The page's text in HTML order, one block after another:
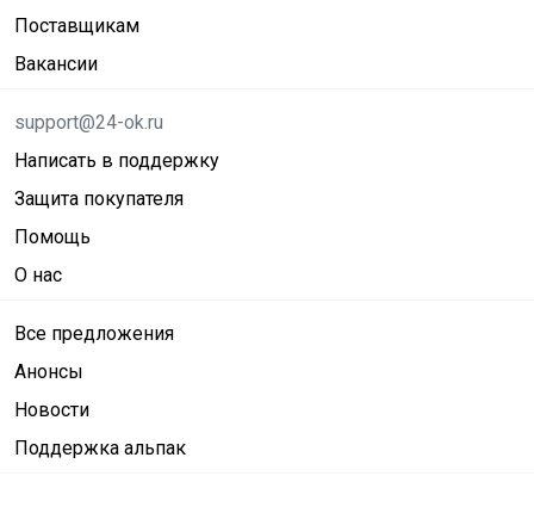
Поставщикам
Вакансии
support@24-ok.ru
Написать в поддержку
Защита покупателя
Помощь
О нас
Все предложения
Анонсы
Новости
Поддержка альпак